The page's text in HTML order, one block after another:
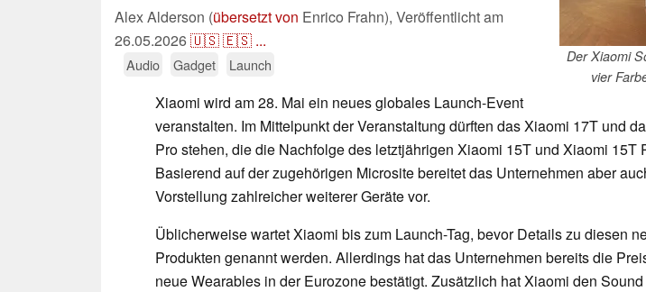
Der Xiaomi
vier
Alex Alderson (übersetzt von Enrico Frahn), Veröffentlicht am
26.05.2026🇺🇸🇪🇸 ...
Audio Gadget Launch
Xiaomi wird am 28. Mai ein neues globales Launch-Event
veranstalten. Im Mittelpunkt der Veranstaltung dürften das Xiaomi 17T und
Pro stehen, die die Nachfolge des letztjährigen Xiaomi 15T und Xiaomi 15T
Basierend auf der zugehörigen Microsite bereitet das Unternehmen aber
Vorstellung zahlreicher weiterer Geräte vor.
Üblicherweise wartet Xiaomi bis zum Launch-Tag, bevor Details zu diesen
Produkten genannt werden. Allerdings hat das Unternehmen bereits die
neue Wearables in der Eurozone bestätigt. Zusätzlich hat Xiaomi den